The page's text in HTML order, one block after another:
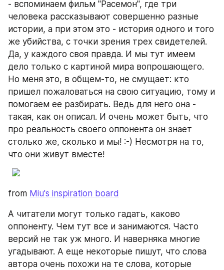
- вспоминаем фильм "Расемон", где три
человека рассказывают совершенно разные
истории, а при этом это - история одного и того
же убийства, с точки зрения трех свидетелей.
Да, у каждого своя правда. И мы тут имеем
дело только с картиной мира вопрошающего.
Но меня это, в общем-то, не смущает: кто
пришел пожаловаться на свою ситуацию, тому и
помогаем ее разбирать. Ведь для него она -
такая, как он описал. И очень может быть, что
про реальность своего оппонента он знает
столько же, сколько и мы! :-) Несмотря на то,
что они живут вместе!
from Miu's inspiration board
А читатели могут только гадать, каково
оппоненту. Чем тут все и занимаются. Часто
версий не так уж много. И наверняка многие
угадывают. А еще некоторые пишут, что слова
автора очень похожи на те слова, которые